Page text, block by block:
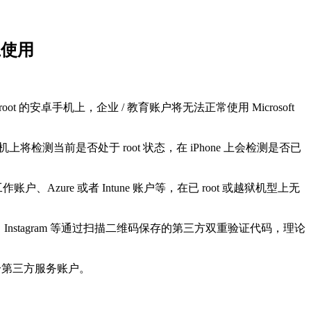
用
的安卓手机上，企业 / 教育账户将无法正常使用 Microsoft
上将检测当前是否处于 root 状态，在 iPhone 上会检测是否已
账户、Azure 或者 Intune 账户等，在已 root 或越狱机型上无
等通过扫描二维码保存的第三方双重验证代码，理论
三方服务账户。